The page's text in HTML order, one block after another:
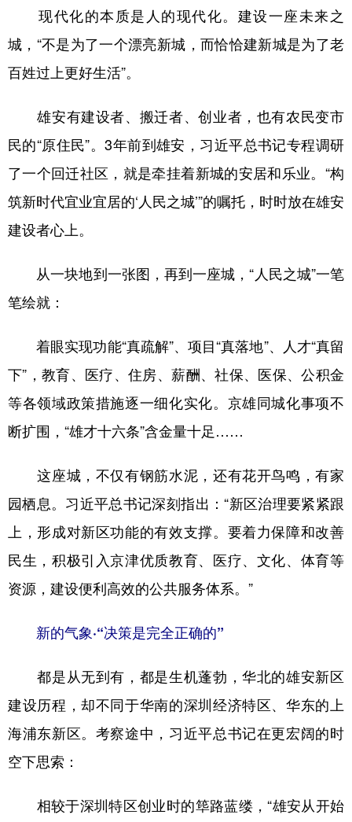
现代化的本质是人的现代化。建设一座未来之
城，“不是为了一个漂亮新城，而恰恰建新城是为了老
百姓过上更好生活”。
雄安有建设者、搬迁者、创业者，也有农民变市
民的“原住民”。3年前到雄安，习近平总书记专程调研
了一个回迁社区，就是牵挂着新城的安居和乐业。“构
筑新时代宜业宜居的‘人民之城’”的嘱托，时时放在雄安
建设者心上。
从一块地到一张图，再到一座城，“人民之城”一笔
笔绘就：
着眼实现功能“真疏解”、项目“真落地”、人才“真留
下”，教育、医疗、住房、薪酬、社保、医保、公积金
等各领域政策措施逐一细化实化。京雄同城化事项不
断扩围，“雄才十六条”含金量十足……
这座城，不仅有钢筋水泥，还有花开鸟鸣，有家
园栖息。习近平总书记深刻指出：“新区治理要紧紧跟
上，形成对新区功能的有效支撑。要着力保障和改善
民生，积极引入京津优质教育、医疗、文化、体育等
资源，建设便利高效的公共服务体系。”
新的气象·“决策是完全正确的”
都是从无到有，都是生机蓬勃，华北的雄安新区
建设历程，却不同于华南的深圳经济特区、华东的上
海浦东新区。考察途中，习近平总书记在更宏阔的时
空下思索：
相较于深圳特区创业时的筚路蓝缕，“雄安从开始